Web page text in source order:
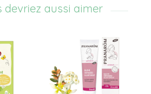
devriez aussi aimer